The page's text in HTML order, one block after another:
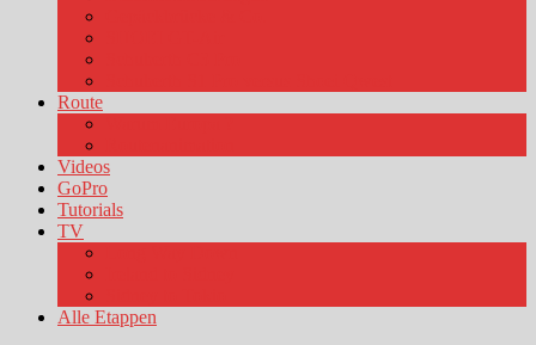
Route
Videos
GoPro
Tutorials
TV
Alle Etappen